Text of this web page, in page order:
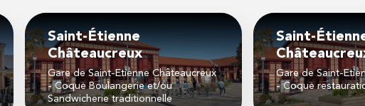
Saint-Étienne
Châteaucreux
Gare de Saint-Etienne Châteaucreux
- Coque Boulangerie et/ou
Sandwicherie traditionnelle
Saint-
Gare de Saint-
- Coque